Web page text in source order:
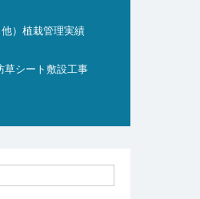
）植栽管理実績
草シート敷設工事